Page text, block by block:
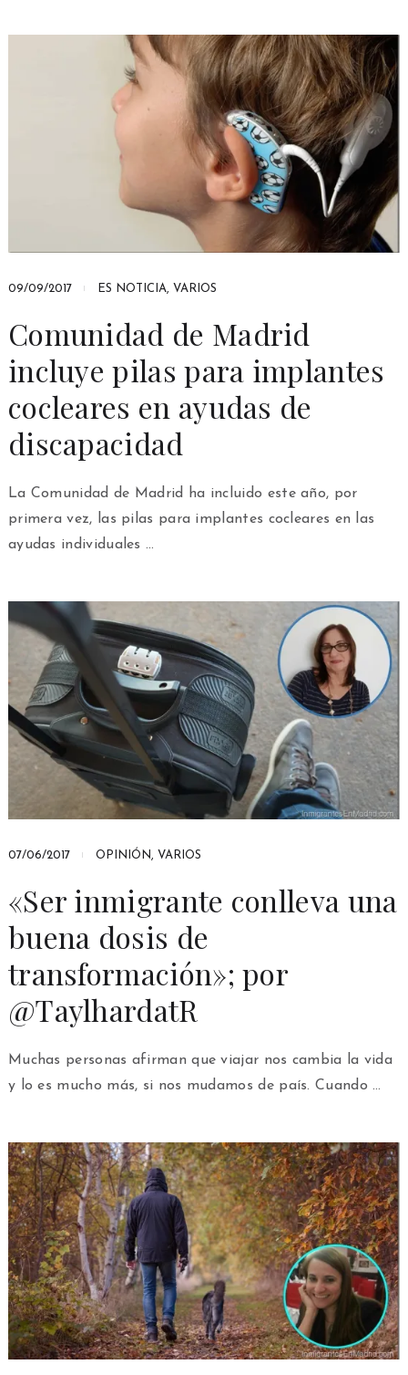
09/09/2017 ES NOTICIA, VARIOS
Comunidad de Madrid
incluye pilas para implantes
cocleares en ayudas de
discapacidad
La Comunidad de Madrid ha incluido este año, por
primera vez, las pilas para implantes cocleares en las
ayudas individuales …
07/06/2017 OPINIÓN VARIOS
«Ser inmigrante conlleva una
buena dosis de
transformación»; por
@TaylhardatR
Muchas personas afirman que viajar nos cambia la vida
y lo es mucho más, si nos mudamos de país. Cuando …